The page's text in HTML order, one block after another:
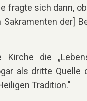
fragte sich dann,
der]
die
als dritte Quelle
Tradition."